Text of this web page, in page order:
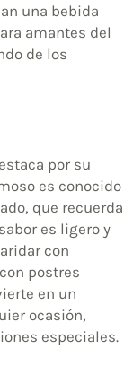
una bebida
amantes del
de los
por su
es conocido
que recuerda
es ligero y
con
postres
en un
ocasión,
especiales.